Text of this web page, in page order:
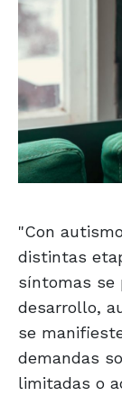
"Con
distintas
síntomas se
desarrollo,
se
demandas
limitadas o